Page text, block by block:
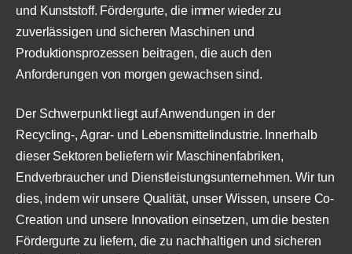
und Kunststoff. Fördergurte, die immer wieder zu
zuverlässigen und sicheren Maschinen und
Produktionsprozessen beitragen, die auch den
Anforderungen von morgen gewachsen sind.
Der Schwerpunkt liegt auf Anwendungen in der
Recycling-, Agrar- und Lebensmittelindustrie. Innerhalb
dieser Sektoren beliefern wir Maschinenfabriken,
Endverbraucher und Dienstleistungsunternehmen. Wir tun
dies, indem wir unsere Qualität, unser Wissen, unsere Co-
Creation und unsere Innovation einsetzen, um die besten
Fördergurte zu liefern, die zu nachhaltigen und sicheren